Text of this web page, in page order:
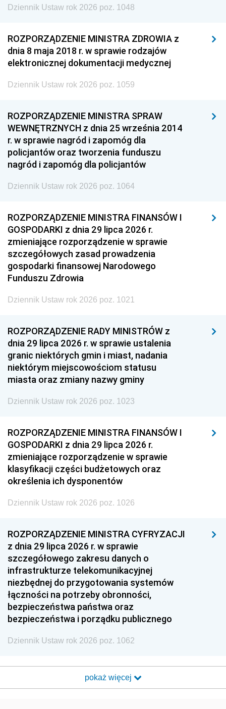
Dziennik Ustaw rok 2026 poz. 1048
ROZPORZĄDZENIE MINISTRA ZDROWIA z
dnia 8 maja 2018 r. w sprawie rodzajów
elektronicznej dokumentacji medycznej
Dziennik Ustaw rok 2026 poz. 1059
ROZPORZĄDZENIE MINISTRA SPRAW
WEWNĘTRZNYCH z dnia 25 września 2014
r. w sprawie nagród i zapomóg dla
policjantów oraz tworzenia funduszu
nagród i zapomóg dla policjantów
Dziennik Ustaw rok 2026 poz. 1064
ROZPORZĄDZENIE MINISTRA FINANSÓW I
GOSPODARKI z dnia 29 lipca 2026 r.
zmieniające rozporządzenie w sprawie
szczegółowych zasad prowadzenia
gospodarki finansowej Narodowego
Funduszu Zdrowia
Dziennik Ustaw rok 2026 poz. 1021
ROZPORZĄDZENIE RADY MINISTRÓW z
dnia 29 lipca 2026 r. w sprawie ustalenia
granic niektórych gmin i miast, nadania
niektórym miejscowościom statusu
miasta oraz zmiany nazwy gminy
Dziennik Ustaw rok 2026 poz. 1023
ROZPORZĄDZENIE MINISTRA FINANSÓW I
GOSPODARKI z dnia 29 lipca 2026 r.
zmieniające rozporządzenie w sprawie
klasyfikacji części budżetowych oraz
określenia ich dysponentów
Dziennik Ustaw rok 2026 poz. 1026
ROZPORZĄDZENIE MINISTRA CYFRYZACJI
z dnia 29 lipca 2026 r. w sprawie
szczegółowego zakresu danych o
infrastrukturze telekomunikacyjnej
niezbędnej do przygotowania systemów
łączności na potrzeby obronności,
bezpieczeństwa państwa oraz
bezpieczeństwa i porządku publicznego
Dziennik Ustaw rok 2026 poz. 1062
pokaż więcej